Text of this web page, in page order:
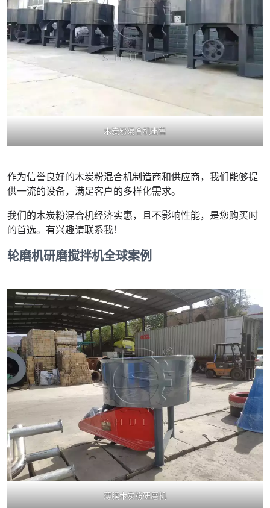
木炭粉混合机出售
作为信誉良好的木炭粉混合机制造商和供应商，我们能够提
供一流的设备，满足客户的多样化需求。
我们的木炭粉混合机经济实惠，且不影响性能，是您购买时
的首选。有兴趣请联系我！
轮磨机研磨搅拌机全球案例
薄膜木炭粉研磨机